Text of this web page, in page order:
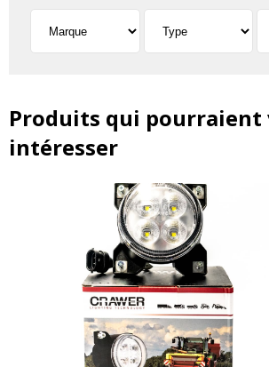
Produits qui pourraient
intéresser